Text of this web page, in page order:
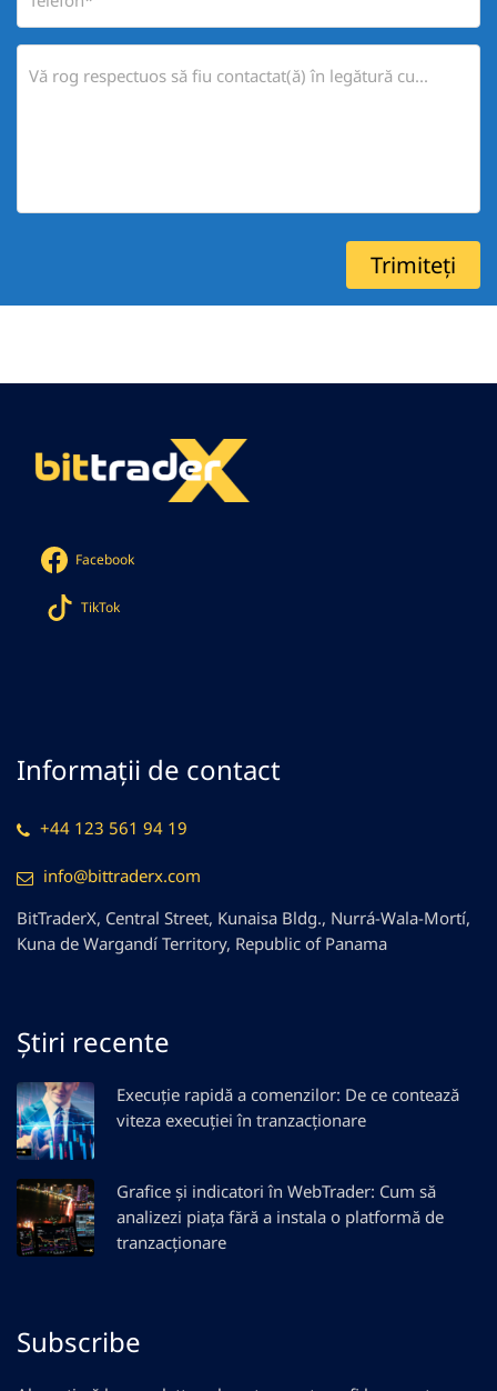
Facebook
TikTok
Informații de contact
+44 123 561 94 19
info@bittraderx.com
BitTraderX, Central Street, Kunaisa Bldg., Nurrá-Wala-Mortí,
Kuna de Wargandí Territory, Republic of Panama
Știri recente
Execuție rapidă a comenzilor: De ce contează
viteza execuției în tranzacționare
Grafice și indicatori în WebTrader: Cum să
analizezi piața fără a instala o platformă de
tranzacționare
Subscribe